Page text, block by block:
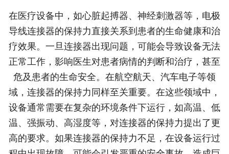
在医疗设备中，如心脏起搏器、神经刺激器等，电极
导线连接器的保持力直接关系到患者的生命健康和治
疗效果。一旦连接器出现问题，可能会导致设备无法
正常工作，影响医生对患者病情的判断和治疗，甚至
危及患者的生命安全。在航空航天、汽车电子等领
域，连接器的保持力同样至关重要。在这些领域中，
设备通常需要在复杂的环境条件下运行，如高温、低
温、强振动、高湿度等，对连接器的保持力提出了更
高的要求。如果连接器的保持力不足，在设备运行过